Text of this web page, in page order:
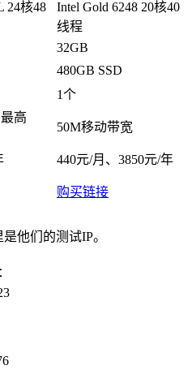
24核48
Intel Gold 6248 20核40
线程
32GB
480GB SSD
1个
高
50M移动带宽
440元/月、3850元/年
购买链接
他们的测试IP。